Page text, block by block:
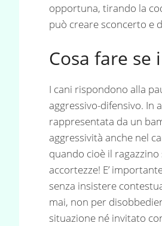
opportuna, tirando la
può creare sconcerto e
Cosa fare se
I cani rispondono alla
aggressivo-difensivo. In
rappresentata da un
aggressività anche nel
quando cioè il
accortezze! E’
senza insistere
mai, non per
situazione né invitato